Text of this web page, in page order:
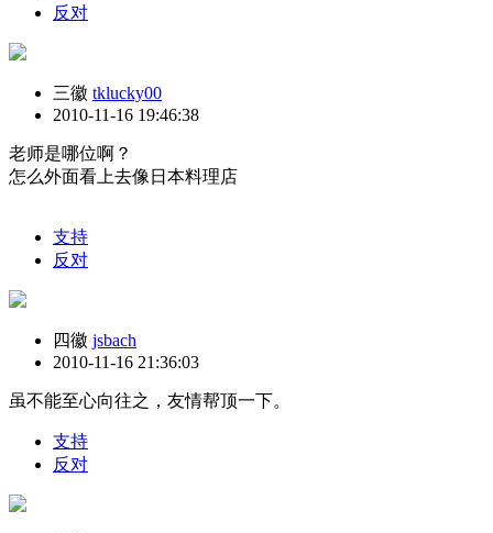
反对
三徽 tklucky00
2010-11-16 19:46:38
老师是哪位啊？
怎么外面看上去像日本料理店
支持
反对
四徽 jsbach
2010-11-16 21:36:03
虽不能至心向往之，友情帮顶一下。
支持
反对